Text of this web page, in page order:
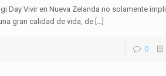
Day Vivir en Nueva Zelanda no solamente
gran calidad de vida, de[…]
0